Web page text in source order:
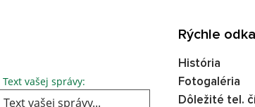
Text vašej správy: Text vašej správy...
Rýchle
História
Fotogaléria
Dôležité tel.